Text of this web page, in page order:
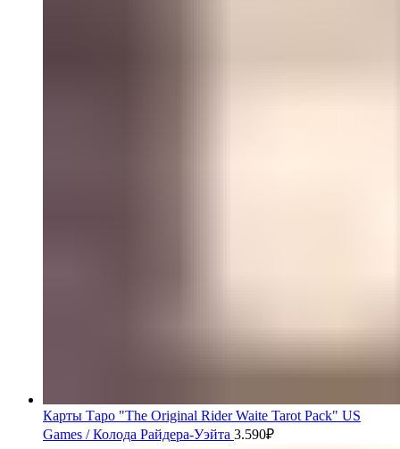
Карты Таро "The Original Rider Waite Tarot Pack" US
Games / Колода Райдера-Уэйта 3.590₽